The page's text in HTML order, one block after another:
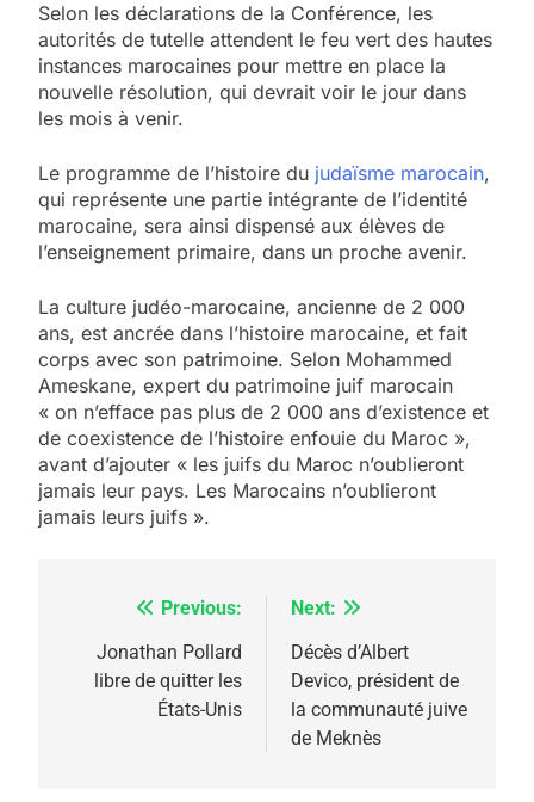
Selon les déclarations de la Conférence, les
autorités de tutelle attendent le feu vert des hautes
instances marocaines pour mettre en place la
nouvelle résolution, qui devrait voir le jour dans
les mois à venir.
Le programme de l’histoire du judaïsme marocain,
qui représente une partie intégrante de l’identité
marocaine, sera ainsi dispensé aux élèves de
l’enseignement primaire, dans un proche avenir.
La culture judéo-marocaine, ancienne de 2 000
ans, est ancrée dans l’histoire marocaine, et fait
corps avec son patrimoine. Selon Mohammed
Ameskane, expert du patrimoine juif marocain
« on n’efface pas plus de 2 000 ans d’existence et
de coexistence de l’histoire enfouie du Maroc »,
avant d’ajouter « les juifs du Maroc n’oublieront
jamais leur pays. Les Marocains n’oublieront
jamais leurs juifs ».
NavigationPrevious:
Jonathan Pollard
libre de quitter les
États-Unis
Next:
Décès d’Albert
Devico, président de
la communauté juive
de Meknès
2025, l’année la plus
meurtrière selon le
rapport d’ADL contre
FRANCE
FIÈRE, DIGNE ET RÉSILIENTE :
POURQUOI JE REVENDIQUE
MA JUDAÏTE par Thérèse
Zrihen-Dvir
ISRAÉL JUDAISME